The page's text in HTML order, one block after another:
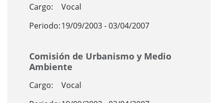
Cargo:
Vocal
Periodo:19/09/2003 - 03/04/2007
Comisión de Urbanismo y Medio
Ambiente
Cargo:
Vocal